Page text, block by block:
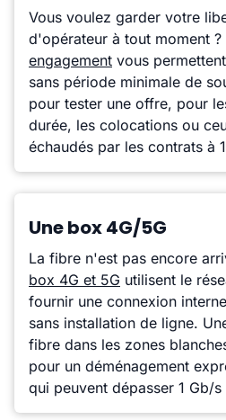
Vous voulez garder votre
d'opérateur à tout moment ?
engagement vous
sans période minimale de
pour tester une offre, pour
durée, les colocations ou
échaudés par les contrats à
Une box 4G/5G
La fibre n'est pas encore
box 4G et 5G utilisent le
fournir une connexion
sans installation de ligne.
fibre dans les zones
pour un déménagement
qui peuvent dépasser 1 Gb/s